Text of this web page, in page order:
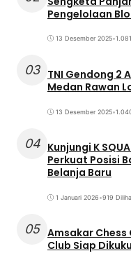
Pengelolaan
13 Desember 2025•
03 TNI Gendong 2
Medan Rawan
13 Desember 2025•
04 Kunjungi K
Perkuat Posisi
Belanja Baru
1 Januari 2026•919
05 Amsakar Chess
Club Siap